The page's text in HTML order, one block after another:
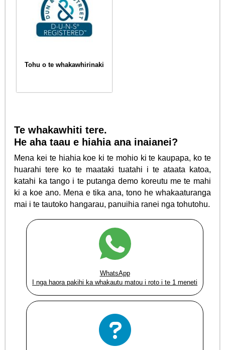
Tohu o te whakawhirinaki
Te whakawhiti tere.
He aha taau e hiahia ana inaianei?
Mena kei te hiahia koe ki te mohio ki te kaupapa, ko te
huarahi tere ko te maataki tuatahi i te ataata katoa,
katahi ka tango i te putanga demo koreutu me te mahi
ki a koe ano. Mena e tika ana, tono he whakaaturanga
mai i te tautoko hangarau, panuihia ranei nga tohutohu.
WhatsApp
I nga haora pakihi ka whakautu matou i roto i te 1 meneti